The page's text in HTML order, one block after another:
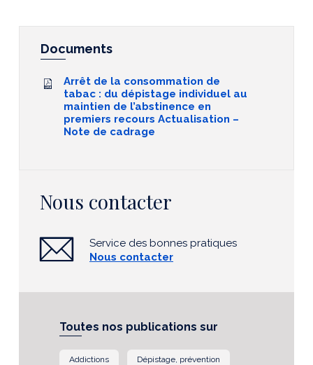
Documents
Arrêt de la consommation de
tabac : du dépistage individuel au
maintien de l’abstinence en
premiers recours Actualisation –
Note de cadrage
Nous contacter
Service des bonnes pratiques
Nous contacter
Toutes nos publications sur
Addictions Dépistage, prévention